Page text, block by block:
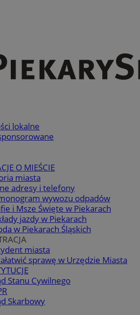
lokalne
O MIEŚCIE
miasta
adresy i telefony
wywozu odpadów
i Msze Święte w Piekarach
jazdy w Piekarach
w Piekarach Śląskich
miasta
sprawę w Urzędzie Miasta
Stanu Cywilnego
Skarbowy